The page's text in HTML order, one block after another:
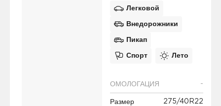
Все сезоны (0)
Легковой
Внедорожники
Пикап
Спорт Лето
ОМОЛОГАЦИЯ -
Размер 275/40R22